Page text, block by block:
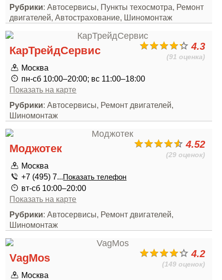
Рубрики: Автосервисы, Пункты техосмотра, Ремонт
двигателей, Автострахование, Шиномонтаж
4.3
(91 оценка)
КарТрейдСервис
Москва
пн-сб 10:00–20:00; вс 11:00–18:00
Показать на карте
Рубрики: Автосервисы, Ремонт двигателей,
Шиномонтаж
4.52
(29 оценок)
Моджотек
Москва
+7 (495) 7...Показать телефон
вт-сб 10:00–20:00
Показать на карте
Рубрики: Автосервисы, Ремонт двигателей,
Шиномонтаж
4.2
(149 оценок)
VagMos
Москва